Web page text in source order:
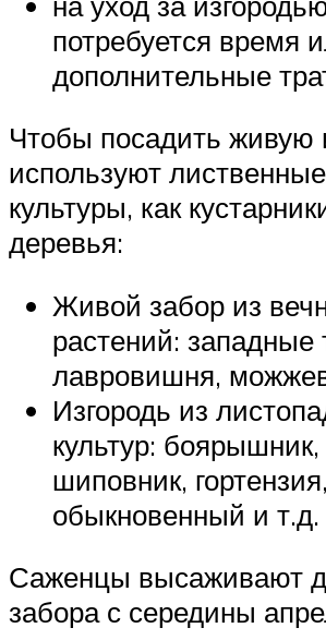
потребуется время
дополнительные
Чтобы посадить живую
используют
культуры, как
деревья:
Живой забор из
растений: западные
лавровишня,
Изгородь из
культур:
шиповник,
обыкновенный и т.д.
Саженцы высаживают
забора с середины